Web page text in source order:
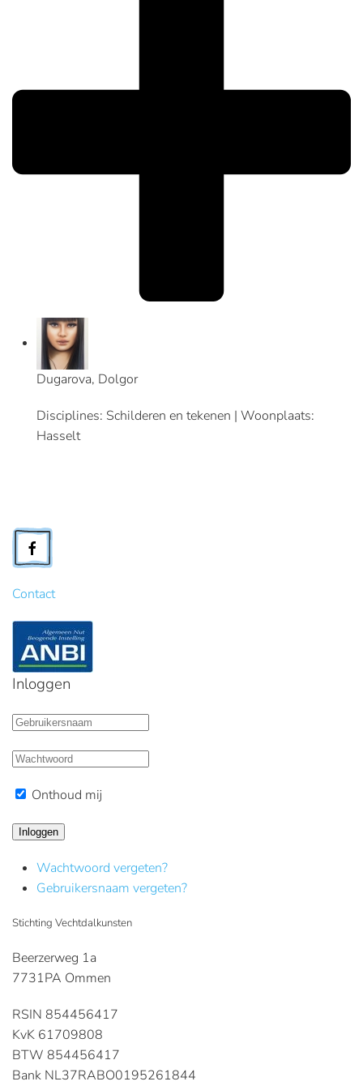
Dugarova, Dolgor
Disciplines: Schilderen en tekenen | Woonplaats:
Hasselt
Contact
Inloggen
Onthoud mij
Inloggen
Wachtwoord vergeten?
Gebruikersnaam vergeten?
Stichting Vechtdalkunsten
Beerzerweg 1a
7731PA Ommen
RSIN 854456417
KvK 61709808
BTW 854456417
Bank NL37RABO0195261844